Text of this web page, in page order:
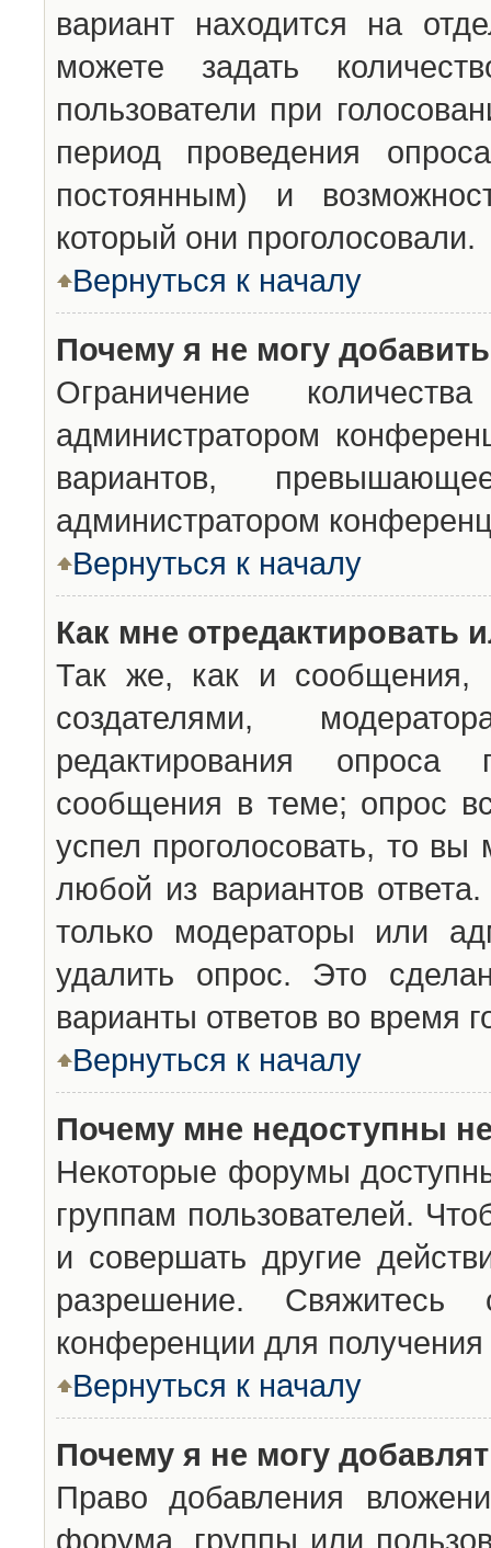
вариант находится на
можете задать
пользователи при
период проведения
постоянным) и
который они проголосовали.
Вернуться к началу
Почему я не могу
Ограничение
администратором
вариантов,
администратором
Вернуться к началу
Как мне отредактировать
Так же, как и сообщения,
создателями,
редактирования опроса
сообщения в теме; опрос
успел проголосовать, то вы
любой из вариантов
только модераторы или
удалить опрос. Это
варианты ответов во время
Вернуться к началу
Почему мне недоступны
Некоторые форумы
группам пользователей.
и совершать другие
разрешение. Свяжитесь
конференции для получения
Вернуться к началу
Почему я не могу
Право добавления
форума, группы или